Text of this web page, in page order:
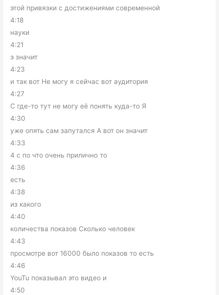
этой привязки с достижениями современной
4:18
науки
4:21
э значит
4:23
и так вот Не могу я сейчас вот аудитория
4:27
C где-то тут не могу её понять куда-то Я
4:30
уже опять сам запутался А вот он значит
4:33
4 с по что очень прилично то
4:36
есть
4:38
из какого
4:40
количества показов Сколько человек
4:43
просмотре вот 16000 было показов то есть
4:46
YouTu показывал это видео и
4:50